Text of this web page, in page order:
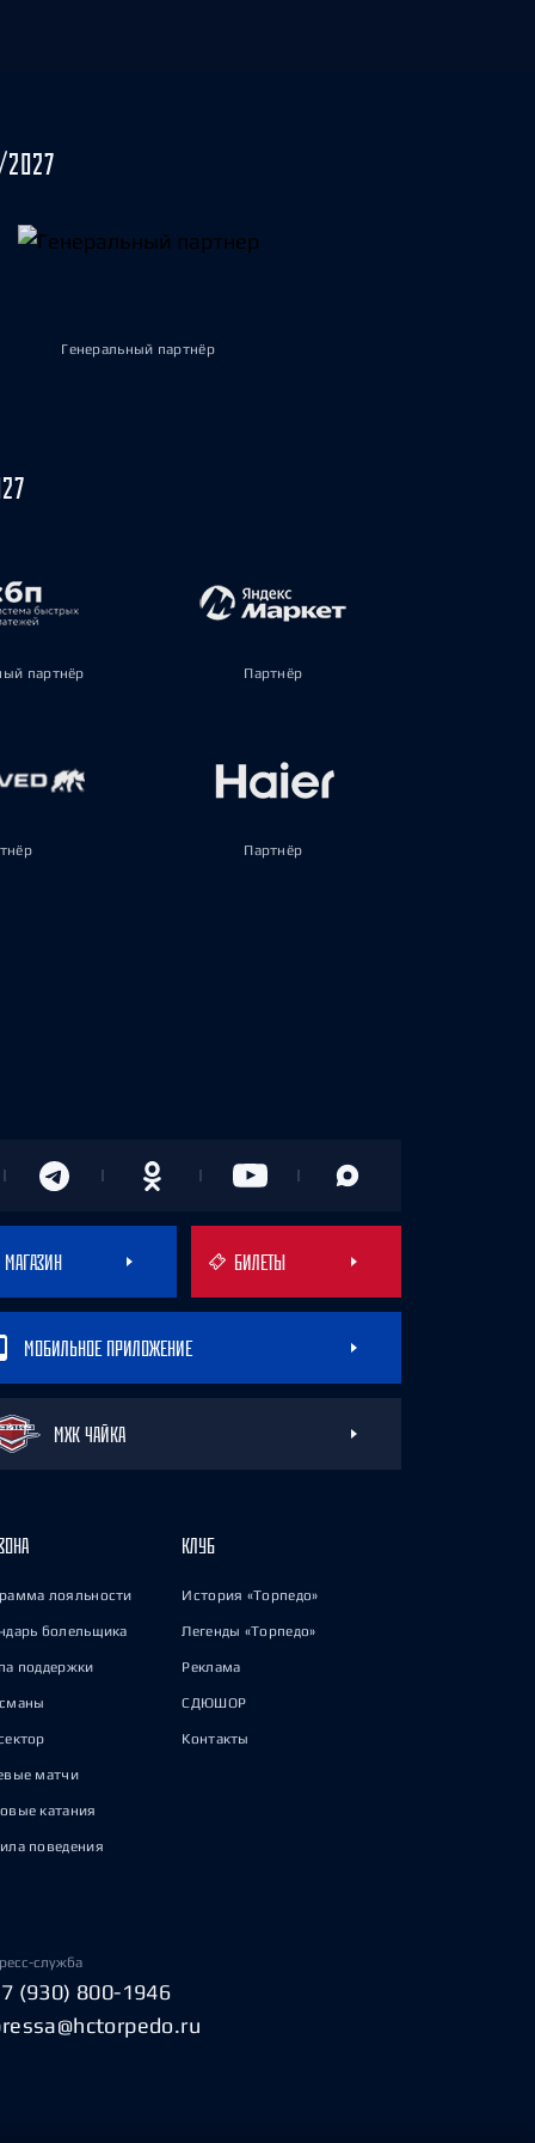
Генеральный партнёр
партнёр Партнёр
Партнёр
МАГАЗИН БИЛЕТЫ
МОБИЛЬНОЕ ПРИЛОЖЕНИЕ
МХК ЧАЙКА
лояльности
болельщика
поддержки
матчи
катания
поведения
КЛУБ
История «Торпедо»
Легенды «Торпедо»
Реклама
СДЮШОР
Контакты
служба
(930) 800-1946